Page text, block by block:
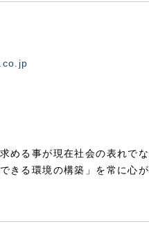
める事が現在社会の表れでな
きる環境の構築」を常に心が